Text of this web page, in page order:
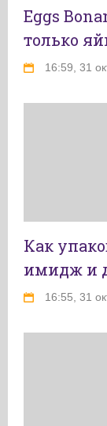
Eggs
только
16:59, 31
Как
имидж и
16:55, 31